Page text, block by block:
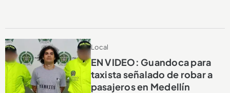
Local
EN VIDEO: Guandoca para
taxista señalado de robar a
pasajeros en Medellín